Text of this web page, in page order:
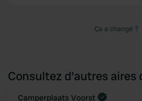
Ça a changé ?
Consultez d'autres aires
Reserve maintenant
Camperplaats Voorst